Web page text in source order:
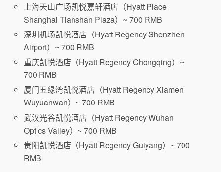
上海天山广场凯悦嘉轩酒店（Hyatt Place
Shanghai Tianshan Plaza）~ 700 RMB
深圳机场凯悦酒店（Hyatt Regency Shenzhen
Airport）~ 700 RMB
重庆凯悦酒店（Hyatt Regency Chongqing）~
700 RMB
厦门五缘湾凯悦酒店（Hyatt Regency Xiamen
Wuyuanwan）~ 700 RMB
武汉光谷凯悦酒店（Hyatt Regency Wuhan
Optics Valley）~ 700 RMB
贵阳凯悦酒店（Hyatt Regency Guiyang）~ 700
RMB